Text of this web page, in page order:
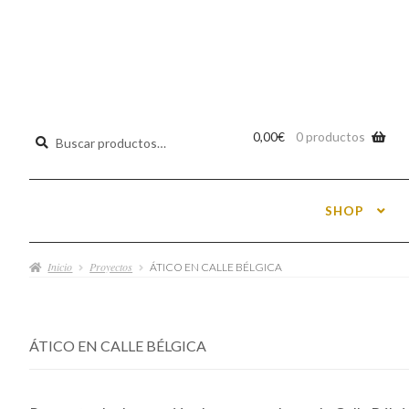
Buscar
0,00€ 0 productos
SHOP
Inicio Proyectos ÁTICO EN CALLE BÉLGICA
ÁTICO EN CALLE BÉLGICA